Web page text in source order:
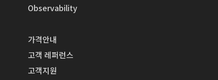
Observability
가격안내
고객 레퍼런스
고객지원